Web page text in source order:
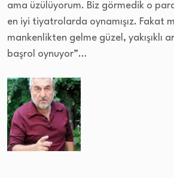
ama üzülüyorum. Biz görmedik o
en iyi tiyatrolarda oynamışız. Fakat
mankenlikten gelme güzel, yakışıklı
başrol oynuyor”…